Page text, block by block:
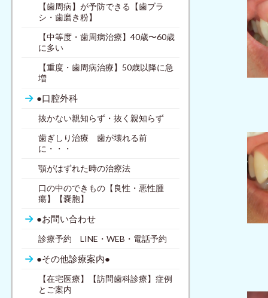
【歯周病】が予防できる【歯ブラ
シ・歯磨き粉】
【中等度・歯周病治療】40歳〜60歳
に多い
【重度・歯周病治療】50歳以降に急
増
●口腔外科
抜かない親知らず・抜く親知らず
歯ぎしり治療 歯が壊れる前
に・・・
顎がはずれた時の治療法
口の中のできもの【良性・悪性腫
瘍】【嚢胞】
●お問い合わせ
診療予約 LINE・WEB・電話予約
●その他診療案内●
【在宅医療】【訪問歯科診療】症例
とご案内